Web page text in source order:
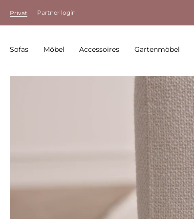
Privat Partner login
Sofas Möbel Accessoires Gartenmöbel